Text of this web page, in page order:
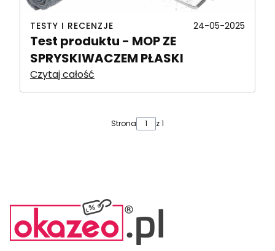
TESTY I RECENZJE 24-05-2025
Test produktu - MOP ZE
SPRYSKIWACZEM PŁASKI
Czytaj całość
Strona z 1